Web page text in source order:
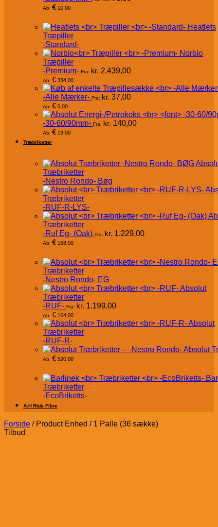
Ab: € 10,00
Heatlets
Træpiller
-Standard-
Norbio
Træpiller
-Premium- Fra: kr. 2.439,00
Ab: € 334,00
-Alle Mærker- Fra: kr. 37,00
Ab: € 5,00
-30-60/90mm- Fra: kr. 140,00
Ab: € 19,00
Træbriketter
Træbriketter
-Nestro Rondo- Bøg
Træbriketter
-RUF-R-LYS-
Træbriketter
-Ruf Eg- (Oak) Fra: kr. 1.229,00
Ab: € 168,00
Træbriketter
-Nestro Rondo- EG
Absolut
Træbriketter
-RUF- Fra: kr. 1.199,00
Ab: € 164,00
Absolut
Træbriketter
-RUF-R-
Absolut
Ab: € 520,00
Træbriketter
-EcoBriketts-
A-H Ride Fibre
Forside /Product Enhed /1 Palle (36 sække)
Tilbud